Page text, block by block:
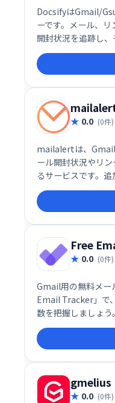
DocsifyはGmail/
ーです。メール、
開封状況を追跡し
のテキストショー
ームメンバーの生産
利用でき、チーム
ます。
0.0 (0件)
mailalertは、Gmail
ール開封状況やリ
るサービスです。
が開封された日時
かを簡単に把握し、
に役立てられます
しょう！
Free
0.0 (0件)
Gmail用の無料メー
Email Tracker」で
数を把握しましょ
GmailまたはG
メール開封状況をシ
でき、見込み客の
認し、効果的なメ
す。
gmelius
0.0 (0件)